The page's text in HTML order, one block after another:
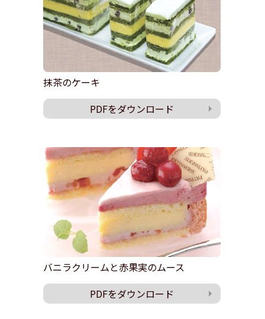
抹茶のケーキ
PDFをダウンロード
バニラクリームと赤果実のムース
PDFをダウンロード